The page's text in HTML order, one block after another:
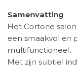
Samenvatting
Het Cortone
een smaakvol en
multifunctioneel.
Met zijn subtiel